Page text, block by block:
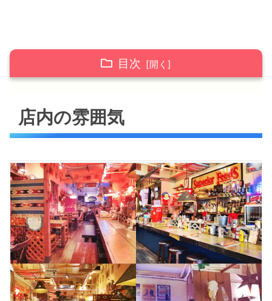
目次
メニュー
沖縄バーガー
オムタコライス
タコス
ナチョス
アメリカ食堂 店舗情報
アメリカ食堂 まとめ
店内の雰囲気